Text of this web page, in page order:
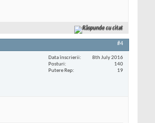
Răspunde cu citat
#4
Data înscrierii
8th July 2016
Posturi
140
Putere Rep
19